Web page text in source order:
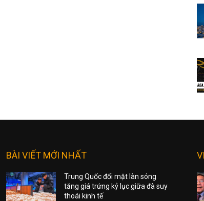
BÀI VIẾT MỚI NHẤT
Trung Quốc đối mặt làn sóng
tăng giá trứng kỷ lục giữa đà suy
thoái kinh tế